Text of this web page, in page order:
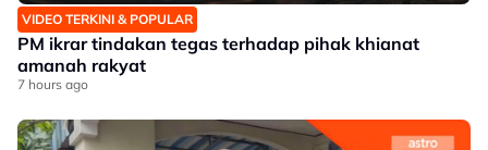
VIDEO TERKINI & POPULAR
PM ikrar tindakan tegas terhadap pihak khianat
amanah rakyat
7 hours ago